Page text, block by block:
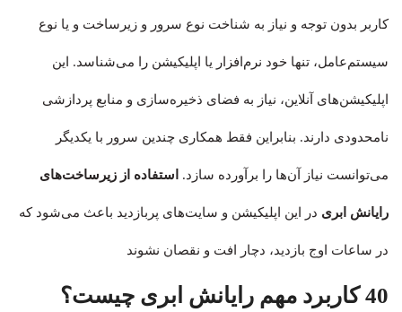
کاربر بدون توجه و نیاز به شناخت نوع سرور و زیرساخت و یا نوع
سیستم‌عامل، تنها خود نرم‌افزار یا اپلیکیشن را می‌شناسد. این
اپلیکیشن‌های آنلاین، نیاز به فضای ذخیره‌سازی و منابع پردازشی
نامحدودی دارند. بنابراین فقط همکاری چندین سرور با یکدیگر
می‌توانست نیاز آن‌ها را برآورده سازد. استفاده از زیرساخت‌های
رایانش ابری در این اپلیکیشن و سایت‌های پربازدید باعث می‌شود که
در ساعات اوج بازدید، دچار افت و نقصان نشوند
40 کاربرد مهم رایانش ابری چیست؟